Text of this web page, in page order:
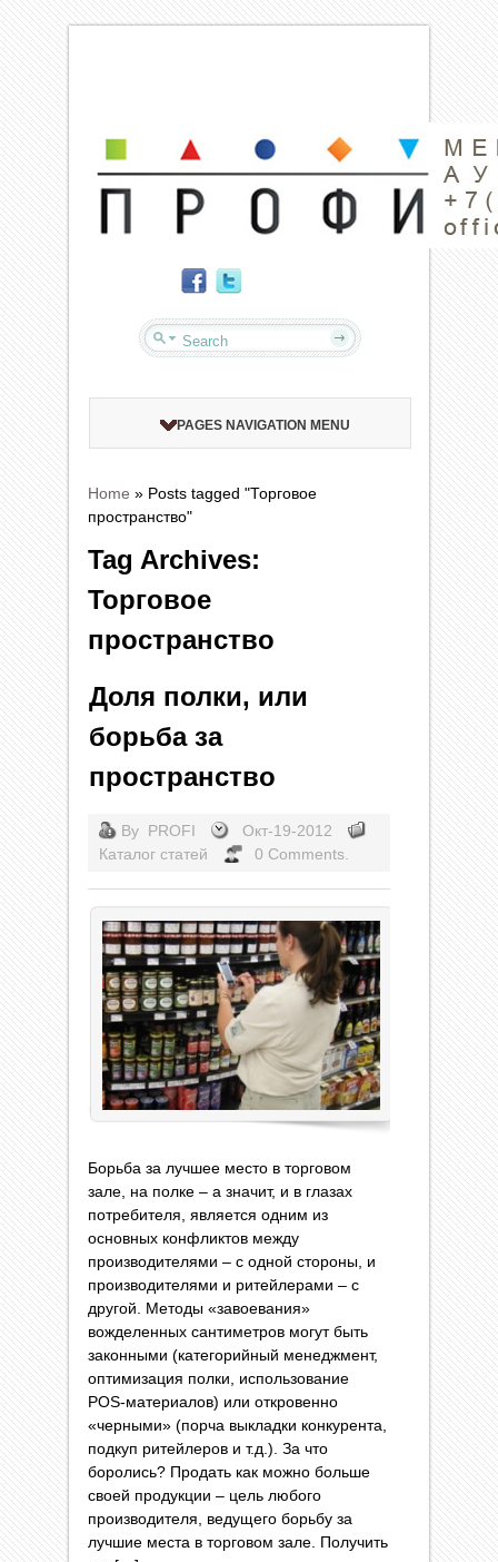
PAGES NAVIGATION MENU
Home » Posts tagged "Торговое
пространство"
Tag Archives:
Торговое
пространство
Доля полки, или
борьба за
пространство
By PROFI
Окт-19-2012
Каталог статей
0 Comments.
Борьба за лучшее место в торговом
зале, на полке – а значит, и в глазах
потребителя, является одним из
основных конфликтов между
производителями – с одной стороны, и
производителями и ритейлерами – с
другой. Методы «завоевания»
вожделенных сантиметров могут быть
законными (категорийный менеджмент,
оптимизация полки, использование
POS-материалов) или откровенно
«черными» (порча выкладки конкурента,
подкуп ритейлеров и т.д.). За что
боролись? Продать как можно больше
своей продукции – цель любого
производителя, ведущего борьбу за
лучшие места в торговом зале. Получить